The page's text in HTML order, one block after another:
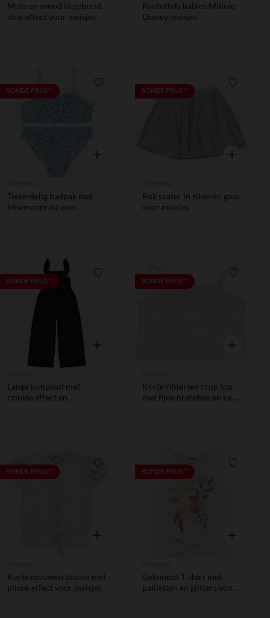
Muts en snood in gebreid
stro-effect voor meisjes
Pantoffels babies Minnie
Disney meisjes
RONDE PRIJS** Verlanglijstje.
Snel overzicht
Twee-delig badpak met
bloemenprint voor
RONDE PRIJS**
Snel
Rok skater in zilveren gaas
voor meisjes
RONDE PRIJS** Verlanglijstje.
Snel overzicht
Lange jumpsuit met
crinkle effect en
RONDE PRIJS**
Snel
Korte ribjersey crop top
met fijne bretellen en kant
RONDE PRIJS** Verlanglijstje.
Snel overzicht
Korte mouwen blouse met
plissé-effect voor meisjes
RONDE PRIJS**
Snel
Geknoopt T-shirt met
pailletten en glitters voor